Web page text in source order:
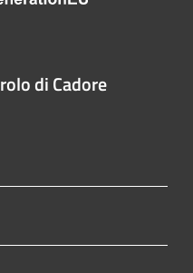
di Cadore